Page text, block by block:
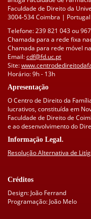
Faculdade de Direito da
3004-534 Coimbra | Portugal
Telefone: 239 821 043 ou
Chamada para a rede fixa
Chamada para rede móvel
Email:cdf@fd.uc.pt
Site:
Horário: 9h - 13h
Apresentação
O Centro de Direito da
lucrativos, constituída em
Faculdade de Direito de
e ao desenvolvimento do
Informação Legal.
Resolução Alternativa de
Créditos
Design: João Ferrand
Programação: João Melo